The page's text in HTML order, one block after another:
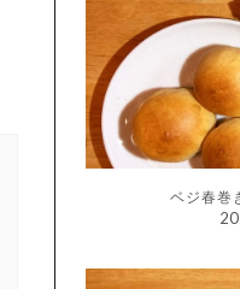
ベジ春巻